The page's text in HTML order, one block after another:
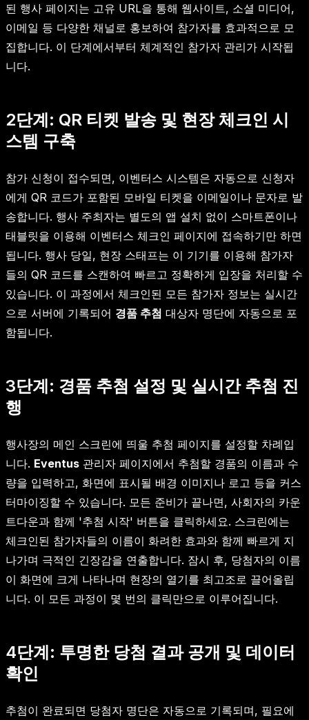
된 행사 페이지는 고유 URL을 통해 웹사이트, 소셜 미디어,
이메일 등 다양한 채널로 홍보하여 참가자를 효과적으로 모
집합니다. 이 단계에서부터 체계적인 참가자 관리가 시작됩
니다.
2단계: QR 티켓 발송 및 현장 체크인 시
스템 구축
참가 신청이 접수되면, 이벤터스 시스템은 자동으로 신청자
에게 QR 코드가 포함된 모바일 티켓을 이메일이나 문자로 발
송합니다. 행사 주최자는 별도의 앱 설치 없이 스마트폰이나
태블릿을 이용해 이벤터스 체크인 페이지에 접속하기만 하면
됩니다. 행사 당일, 현장 스태프는 이 기기를 이용해 참가자
들의 QR 코드를 스캔하여 빠르고 정확하게 입장을 처리할 수
있습니다. 이 과정에서 체크인된 모든 참가자 정보는 실시간
으로 서버에 기록되어 경품 추첨 대상자 명단에 자동으로 포
함됩니다.
3단계: 경품 추첨 설정 및 실시간 추첨 진
행
행사장의 메인 스크린에 띄울 추첨 페이지를 설정할 차례입
니다. Eventus 관리자 페이지에서 추첨할 경품의 이름과 수
량을 입력하고, 화면에 표시될 배경 이미지나 로고 등을 커스
터마이징할 수 있습니다. 모든 준비가 끝나면, 사회자의 카운
트다운과 함께 '추첨 시작' 버튼을 클릭하세요. 스크린에는
체크인된 참가자들의 이름이 화려한 효과와 함께 빠르게 지
나가며 극적인 긴장감을 연출합니다. 잠시 후, 당첨자의 이름
이 화면에 크게 나타나며 현장의 열기를 최고조로 끌어올립
니다. 이 모든 과정이 몇 번의 클릭만으로 이루어집니다.
4단계: 투명한 당첨 결과 공개 및 데이터
확인
추첨이 완료되면 당첨자 명단은 자동으로 기록되며, 필요에